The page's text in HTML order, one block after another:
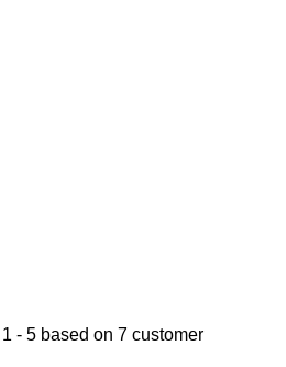
1 - 5 based on 7 customer